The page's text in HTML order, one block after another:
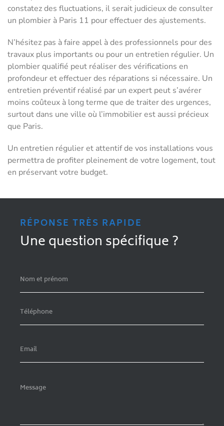
constatez des fluctuations, il serait judicieux de consulter
un plombier à Paris 11 pour effectuer des ajustements.
N’hésitez pas à faire appel à des professionnels pour des
travaux plus importants ou pour un entretien régulier. Un
plombier qualifié peut réaliser des vérifications en
profondeur et effectuer des réparations si nécessaire. Un
entretien préventif réalisé par un expert peut s’avérer
moins coûteux à long terme que de traiter des urgences,
surtout dans une ville où l’immobilier est aussi précieux
que Paris.
Un entretien régulier et attentif de vos installations vous
permettra de profiter pleinement de votre logement, tout
en préservant votre budget.
RÉPONSE TRÈS RAPIDE
Une question spécifique ?